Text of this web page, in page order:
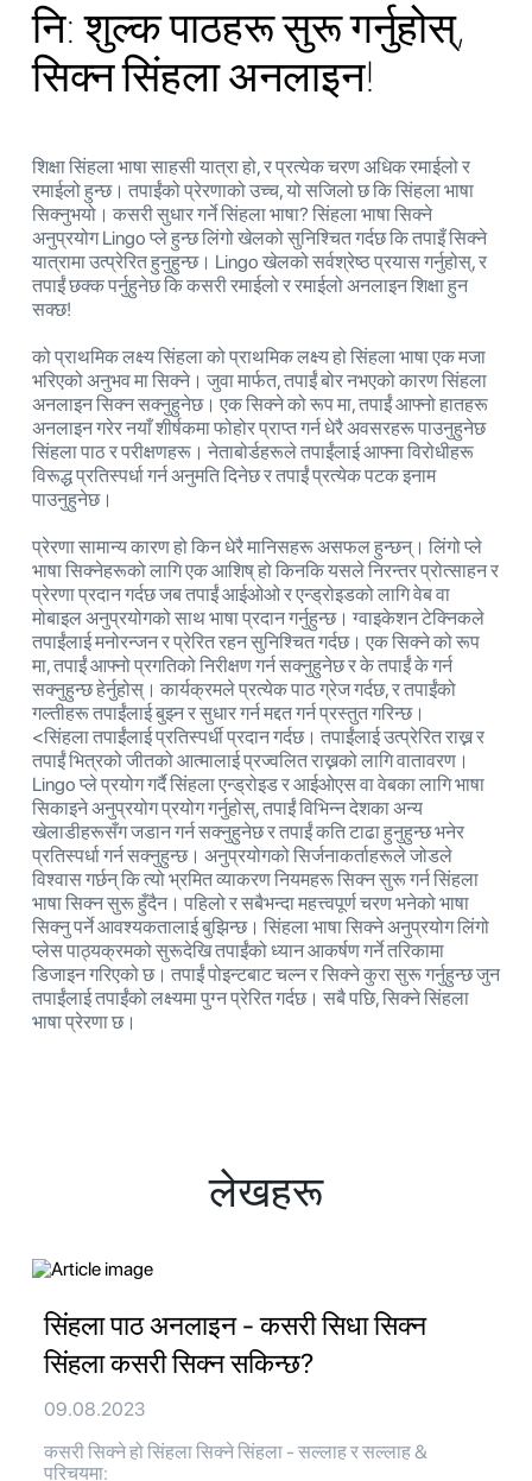
नि: शुल्क पाठहरू सुरू गर्नुहोस्,
सिक्न सिंहला अनलाइन!
शिक्षा सिंहला भाषा साहसी यात्रा हो, र प्रत्येक चरण अधिक रमाईलो र
रमाईलो हुन्छ। तपाईंको प्रेरणाको उच्च, यो सजिलो छ कि सिंहला भाषा
सिक्नुभयो। कसरी सुधार गर्ने सिंहला भाषा? सिंहला भाषा सिक्ने
अनुप्रयोग Lingo प्ले हुन्छ लिंगो खेलको सुनिश्चित गर्दछ कि तपाइँ सिक्ने
यात्रामा उत्प्रेरित हुनुहुन्छ। Lingo खेलको सर्वश्रेष्ठ प्रयास गर्नुहोस्, र
तपाईं छक्क पर्नुहुनेछ कि कसरी रमाईलो र रमाईलो अनलाइन शिक्षा हुन
सक्छ!
को प्राथमिक लक्ष्य सिंहला को प्राथमिक लक्ष्य हो सिंहला भाषा एक मजा
भरिएको अनुभव मा सिक्ने। जुवा मार्फत, तपाईं बोर नभएको कारण सिंहला
अनलाइन सिक्न सक्नुहुनेछ। एक सिक्ने को रूप मा, तपाईं आफ्नो हातहरू
अनलाइन गरेर नयाँ शीर्षकमा फोहोर प्राप्त गर्न धेरै अवसरहरू पाउनुहुनेछ
सिंहला पाठ र परीक्षणहरू। नेताबोर्डहरूले तपाईंलाई आफ्ना विरोधीहरू
विरूद्ध प्रतिस्पर्धा गर्न अनुमति दिनेछ र तपाईं प्रत्येक पटक इनाम
पाउनुहुनेछ।
प्रेरणा सामान्य कारण हो किन धेरै मानिसहरू असफल हुन्छन्। लिंगो प्ले
भाषा सिक्नेहरूको लागि एक आशिष् हो किनकि यसले निरन्तर प्रोत्साहन र
प्रेरणा प्रदान गर्दछ जब तपाईं आईओओ र एन्ड्रोइडको लागि वेब वा
मोबाइल अनुप्रयोगको साथ भाषा प्रदान गर्नुहुन्छ। ग्वाइकेशन टेक्निकले
तपाईंलाई मनोरन्जन र प्रेरित रहन सुनिश्चित गर्दछ। एक सिक्ने को रूप
मा, तपाईं आफ्नो प्रगतिको निरीक्षण गर्न सक्नुहुनेछ र के तपाईं के गर्न
सक्नुहुन्छ हेर्नुहोस्। कार्यक्रमले प्रत्येक पाठ ग्रेज गर्दछ, र तपाईंको
गल्तीहरू तपाईंलाई बुझ्न र सुधार गर्न मद्दत गर्न प्रस्तुत गरिन्छ।
<सिंहला तपाईंलाई प्रतिस्पर्धी प्रदान गर्दछ। तपाईंलाई उत्प्रेरित राख्न र
तपाईं भित्रको जीतको आत्मालाई प्रज्वलित राख्नको लागि वातावरण।
Lingo प्ले प्रयोग गर्दै सिंहला एन्ड्रोइड र आईओएस वा वेबका लागि भाषा
सिकाइने अनुप्रयोग प्रयोग गर्नुहोस्, तपाईं विभिन्न देशका अन्य
खेलाडीहरूसँग जडान गर्न सक्नुहुनेछ र तपाईं कति टाढा हुनुहुन्छ भनेर
प्रतिस्पर्धा गर्न सक्नुहुन्छ। अनुप्रयोगको सिर्जनाकर्ताहरूले जोडले
विश्वास गर्छन् कि त्यो भ्रमित व्याकरण नियमहरू सिक्न सुरू गर्न सिंहला
भाषा सिक्न सुरू हुँदैन। पहिलो र सबैभन्दा महत्त्वपूर्ण चरण भनेको भाषा
सिक्नु पर्ने आवश्यकतालाई बुझिन्छ। सिंहला भाषा सिक्ने अनुप्रयोग लिंगो
प्लेस पाठ्यक्रमको सुरूदेखि तपाईंको ध्यान आकर्षण गर्ने तरिकामा
डिजाइन गरिएको छ। तपाईं पोइन्टबाट चल्न र सिक्ने कुरा सुरू गर्नुहुन्छ जुन
तपाईंलाई तपाईंको लक्ष्यमा पुग्न प्रेरित गर्दछ। सबै पछि, सिक्ने सिंहला
भाषा प्रेरणा छ।
लेखहरू
सिंहला पाठ अनलाइन - कसरी सिधा सिक्न
सिंहला कसरी सिक्न सकिन्छ?
09.08.2023
कसरी सिक्ने हो सिंहला सिक्ने सिंहला - सल्लाह र सल्लाह &
परिचयमा: